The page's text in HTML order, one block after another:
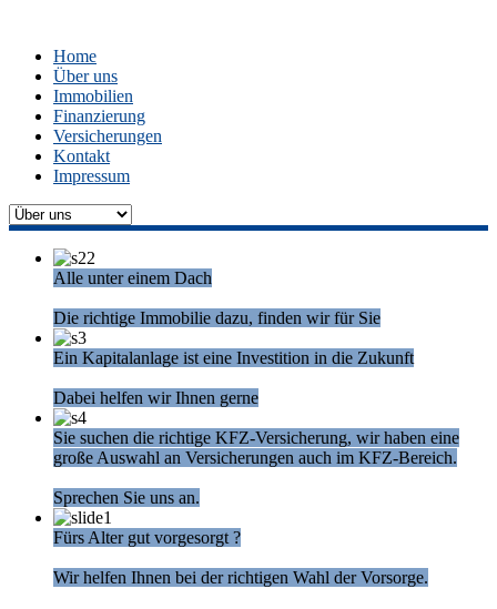
Home
Über uns
Immobilien
Finanzierung
Versicherungen
Kontakt
Impressum
Alle unter einem Dach
Die richtige Immobilie dazu, finden wir für Sie
Ein Kapitalanlage ist eine Investition in die Zukunft
Dabei helfen wir Ihnen gerne
Sie suchen die richtige KFZ-Versicherung, wir haben eine
große Auswahl an Versicherungen auch im KFZ-Bereich.
Sprechen Sie uns an.
Fürs Alter gut vorgesorgt ?
Wir helfen Ihnen bei der richtigen Wahl der Vorsorge.